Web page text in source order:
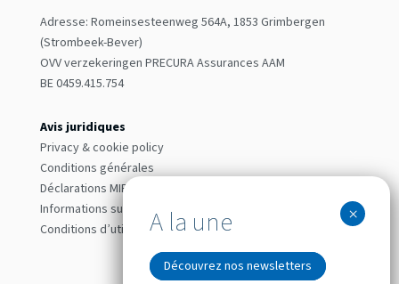
Adresse: Romeinsesteenweg 564A, 1853 Grimbergen
(Strombeek-Bever)
OVV verzekeringen PRECURA Assurances AAM
BE 0459.415.754
Avis juridiques
Privacy & cookie policy
Conditions générales
Déclarations MIFID & Code de bonne conduite
Informations sur la société
Conditions d’utilisation
Découvrez nos newsletters